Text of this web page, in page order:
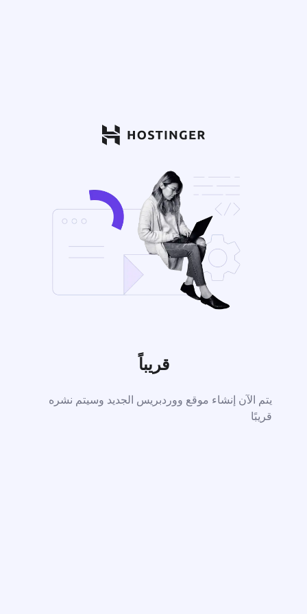
قريباً
يتم الآن إنشاء موقع ووردبريس الجديد وسيتم نشره
قريبًا